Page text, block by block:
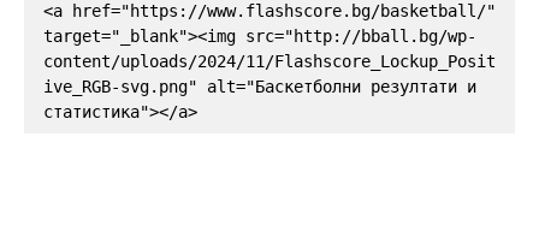
<a href="https://www.flashscore.bg/basketball/"
target="_blank"><img src="http://bball.bg/wp-
content/uploads/2024/11/Flashscore_Lockup_Posit
ive_RGB-svg.png" alt="Баскетболни резултати и
статистика"></a>